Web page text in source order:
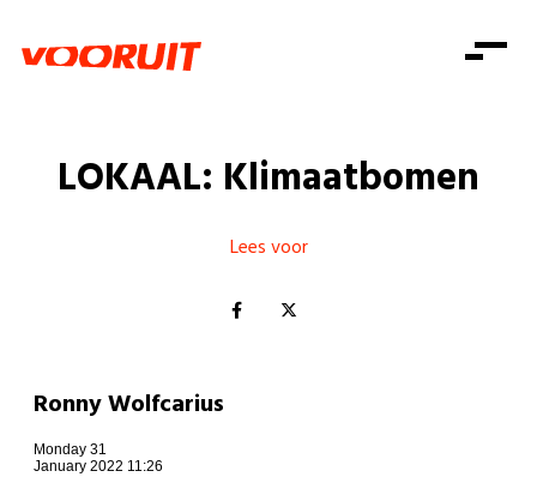
Zorg
Gelijke kansen
Onze mensen
Standpunten
Doe mee
Doe mee
Mis niets
Login
Login
LOKAAL: Klimaatbomen
Lees voor
Ronny Wolfcarius
Monday 31
January 2022 11:26